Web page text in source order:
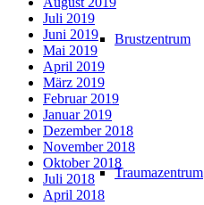
Brustzentrum
Traumazentrum
Juli 2019
Juni 2019
Mai 2019
April 2019
März 2019
Februar 2019
Januar 2019
Dezember 2018
November 2018
Oktober 2018
Juli 2018
April 2018